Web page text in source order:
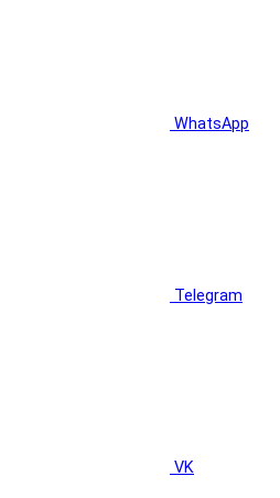
WhatsApp
Telegram
VK